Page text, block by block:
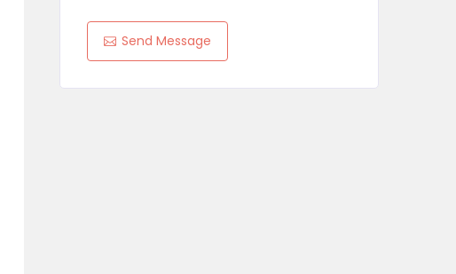
Send Message